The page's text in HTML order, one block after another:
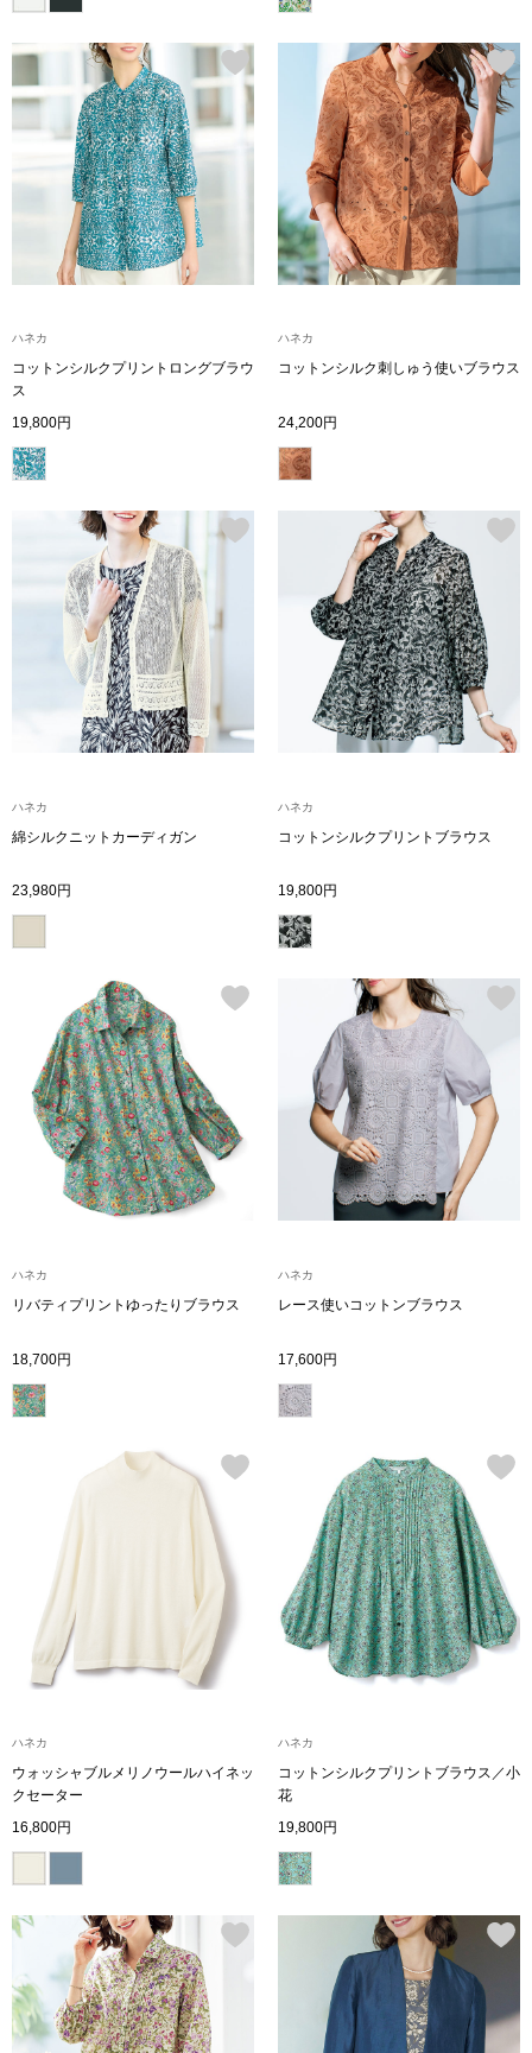
Salon de GRANDGRIS
【特集】食彩倶楽部
ランド
カンタベリー
金谷製靴
ヘンリーコッ
おすすめ特集
おすすめカタ
BOGARD
BOGARD July
コート
ブルゾン
その他
トップス
タンクトップ
トレーナー／
セーター
カーディガン
ワンピース／
ワンピース
ハネカ
コットンシルクプリントロングブラウ
ス
19,800円
ハネカ
コットンシルク刺しゅう使いブラウス
24,200円
ハネカ
綿シルクニットカーディガン
23,980円
ハネカ
コットンシルクプリントブラウス
19,800円
ハネカ
リバティプリントゆったりブラウス
18,700円
ハネカ
レース使いコットンブラウス
17,600円
ハネカ
ウォッシャブルメリノウールハイネッ
クセーター
16,800円
ハネカ
コットンシルクプリントブラウス／小
花
19,800円